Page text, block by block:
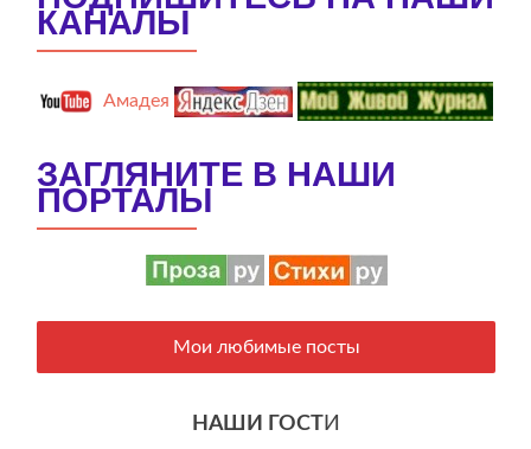
КАНАЛЫ
Амадея
ЗАГЛЯНИТЕ В НАШИ
ПОРТАЛЫ
Мои любимые посты
НАШИ ГОСТИ